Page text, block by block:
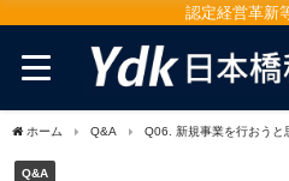
認定経営革新
ホーム Q&A Q06. 新規事業を行おうと
Q&A